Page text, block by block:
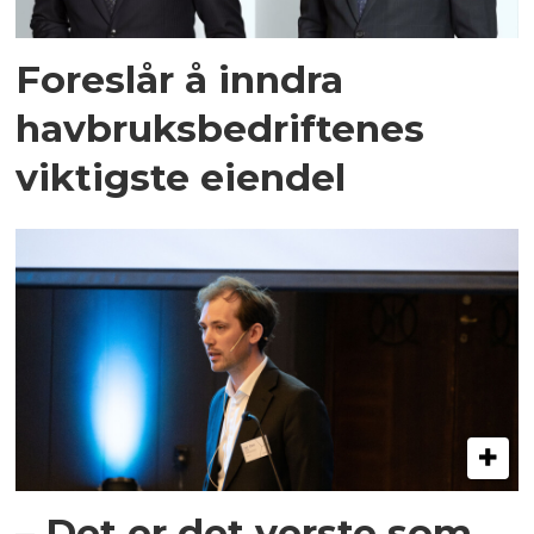
Foreslår å inndra
havbruksbedriftenes
viktigste eiendel